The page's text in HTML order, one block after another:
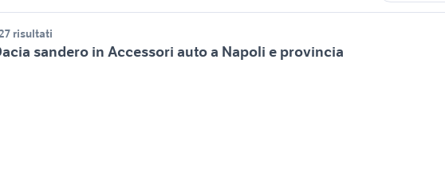
risultati
sandero in Accessori auto a Napoli e provincia